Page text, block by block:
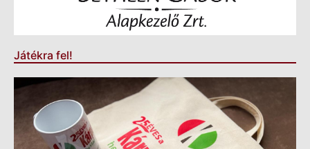
Játékra fel!